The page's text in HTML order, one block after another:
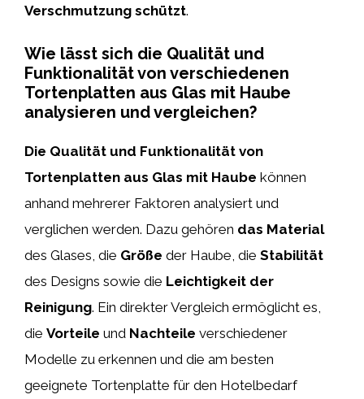
Verschmutzung schützt.
Wie lässt sich die Qualität und
Funktionalität von verschiedenen
Tortenplatten aus Glas mit Haube
analysieren und vergleichen?
Die Qualität und Funktionalität von
Tortenplatten aus Glas mit Haube können
anhand mehrerer Faktoren analysiert und
verglichen werden. Dazu gehören das Material
des Glases, die Größe der Haube, die Stabilität
des Designs sowie die Leichtigkeit der
Reinigung. Ein direkter Vergleich ermöglicht es,
die Vorteile und Nachteile verschiedener
Modelle zu erkennen und die am besten
geeignete Tortenplatte für den Hotelbedarf